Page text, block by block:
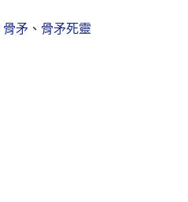
骨矛 、 骨矛死靈